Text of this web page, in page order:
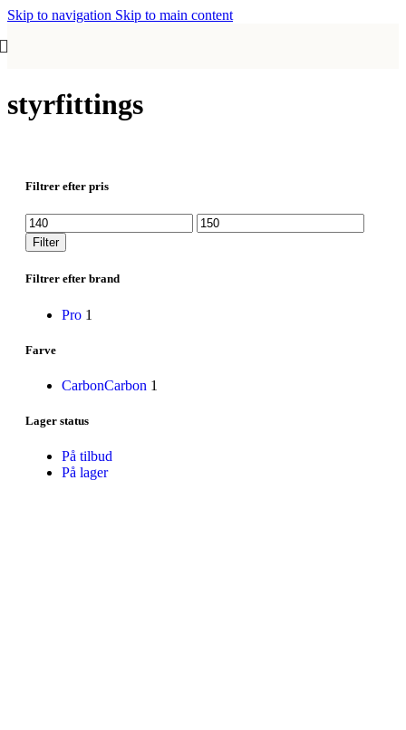
Skip to navigation Skip to main content
styrfittings
Filtrer efter pris
Mindste
pris
Højeste
pris
Filter
Filtrer efter brand
Pro 1
Farve
CarbonCarbon 1
Lager status
På tilbud
På lager